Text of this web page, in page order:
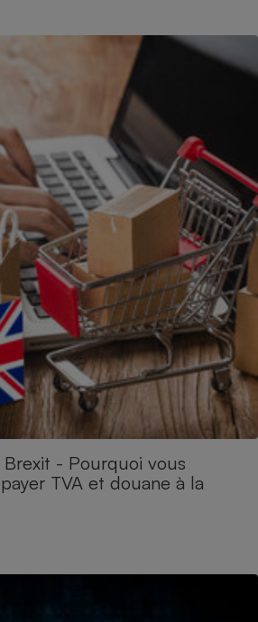
- Pourquoi vous
TVA et douane à la